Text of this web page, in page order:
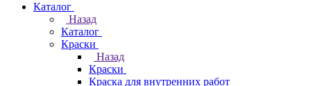
Каталог
Назад
Каталог
Краски
Назад
Краски
Краска для внутренних работ